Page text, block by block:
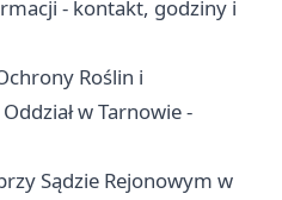
- kontakt, godziny i
Roślin i
w Tarnowie -
Sądzie Rejonowym w